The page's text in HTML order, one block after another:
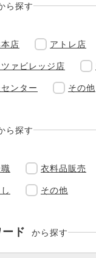
ら探す
店 アトレ店
ツァビレッジ店
ンター その他
ら探す
衣料品販売
その他
ド から探す